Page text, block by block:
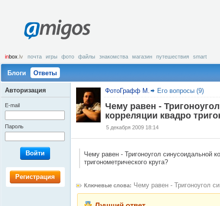
amigos
inbox .lv почта игры фото файлы знакомства магазин путешествия smart
Блоги Ответы
ФотоГрафф M. Его вопросы (9)
Чему равен -
корреляции квадро
5 декабря 2009 18:14
Чему равен - Тригоноугол синусоидальной
тригонометрического круга?
Ключевые слова: Чему равен - Тригоноугол
Авторизация
E-mail
Пароль
Войти
Регистрация